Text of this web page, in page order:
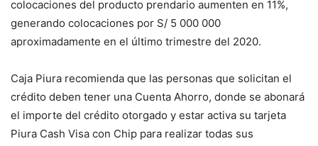
colocaciones del producto prendario aumenten en 11%,
generando colocaciones por S/ 5 000 000
aproximadamente en el último trimestre del 2020.
Caja Piura recomienda que las personas que solicitan el
crédito deben tener una Cuenta Ahorro, donde se abonará
el importe del crédito otorgado y estar activa su tarjeta
Piura Cash Visa con Chip para realizar todas sus